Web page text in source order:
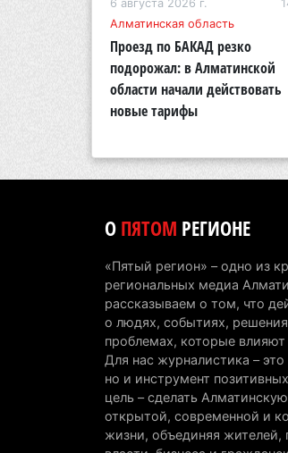
6 августа 2026 г.
Алматинская область
Проезд по БАКАД резко
подорожал: в Алматинской
области начали действовать
новые тарифы
ОПЯТОМ РЕГИОНЕ
«Пятый регион» – одно из
региональных медиа
рассказываем о том, что
о людях, событиях,
проблемах, которые
Для нас журналистика –
но и инструмент
цель – сделать
открытой, современной и
жизни, объединяя жителей,